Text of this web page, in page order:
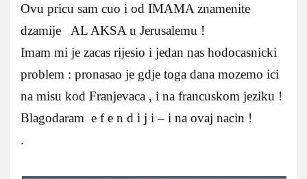
Ovu pricu sam cuo i od IMAMA znamenite
dzamije AL AKSA u Jerusalemu !
Imam mi je zacas rijesio i jedan nas hodocasnicki
problem : pronasao je gdje toga dana mozemo ici
na misu kod Franjevaca , i na francuskom jeziku !
Blagodaram e f e n d i j i – i na ovaj nacin !
.